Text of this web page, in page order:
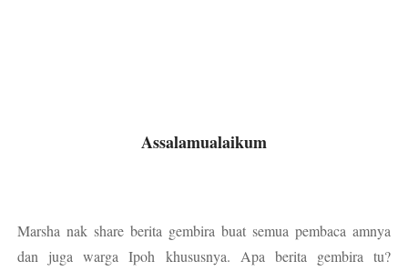
Assalamualaikum
Marsha nak share berita gembira buat semua pembaca amnya
dan juga warga Ipoh khususnya. Apa berita gembira tu?